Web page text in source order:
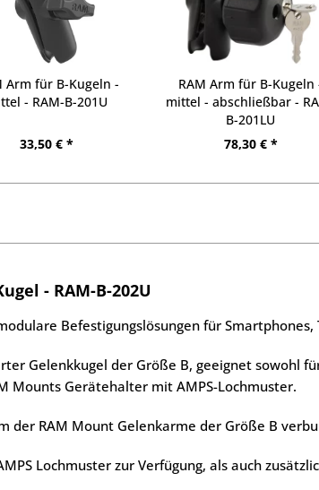
Arm für B-Kugeln -
- RAM-B-201U
33,50 € *
RAM Arm für B-Kugeln
mittel - abschließbar -
B-201LU
78,30 € *
- RAM-B-202U
Befestigungslösungen für
Gelenkkugel der Größe B, geeignet sowohl
Mounts Gerätehalter mit AMPS-Lochmuster.
der RAM Mount Gelenkarme der Größe B
Lochmuster zur Verfügung, als auch